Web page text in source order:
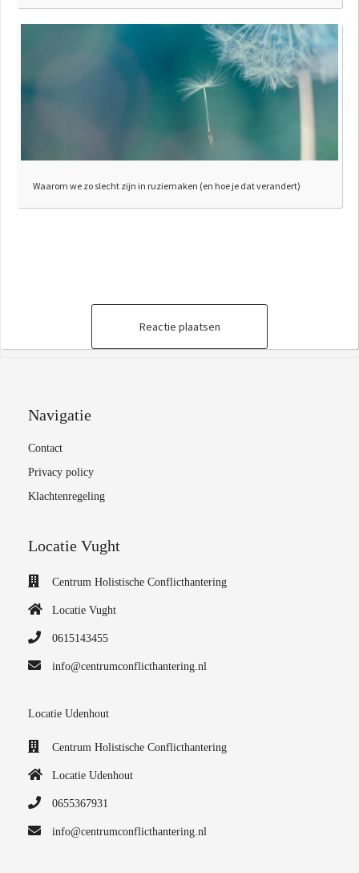
Waarom we zo slecht zijn in ruziemaken (en hoe je dat verandert)
Reactie plaatsen
Navigatie
Contact
Privacy policy
Klachtenregeling
Locatie Vught
Centrum Holistische Conflicthantering
Locatie Vught
0615143455
info@centrumconflicthantering.nl
Locatie Udenhout
Centrum Holistische Conflicthantering
Locatie Udenhout
0655367931
info@centrumconflicthantering.nl